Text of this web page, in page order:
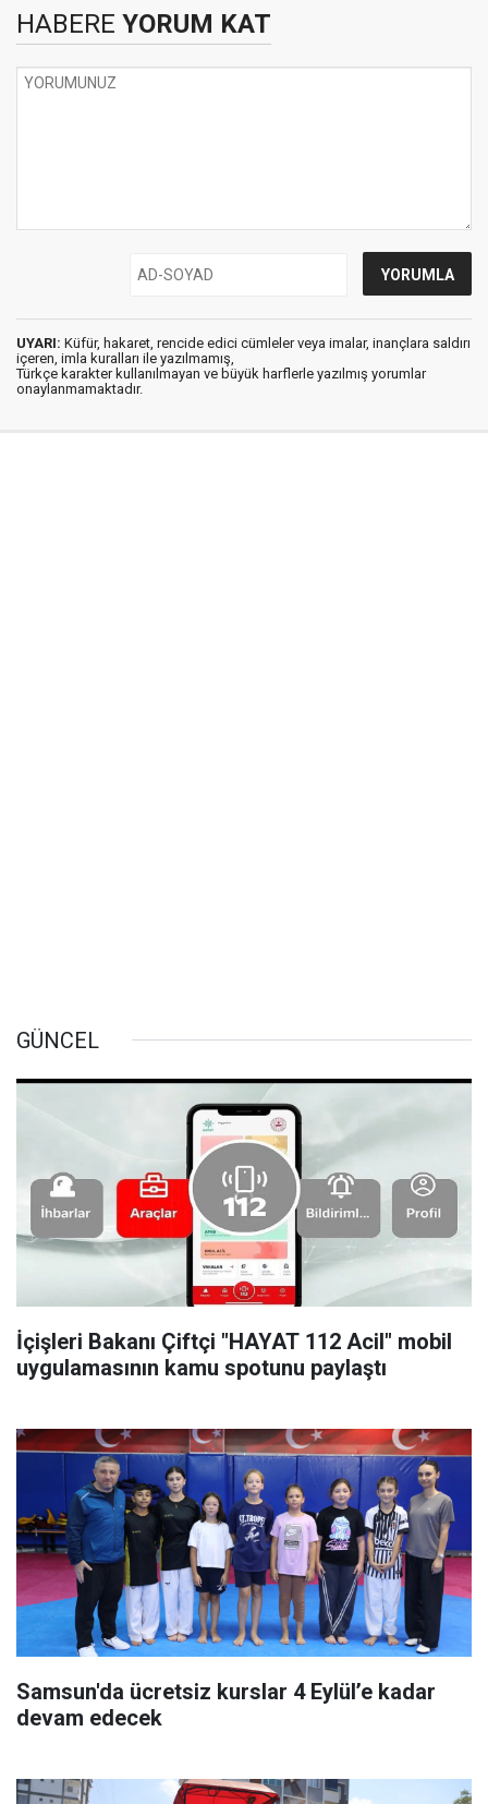
HABERE YORUM KAT
UYARI: Küfür, hakaret, rencide edici cümleler veya imalar, inançlara saldırı
içeren, imla kuralları ile yazılmamış,
Türkçe karakter kullanılmayan ve büyük harflerle yazılmış yorumlar
onaylanmamaktadır.
GÜNCEL
İçişleri Bakanı Çiftçi "HAYAT 112 Acil" mobil
uygulamasının kamu spotunu paylaştı
Samsun'da ücretsiz kurslar 4 Eylül’e kadar
devam edecek